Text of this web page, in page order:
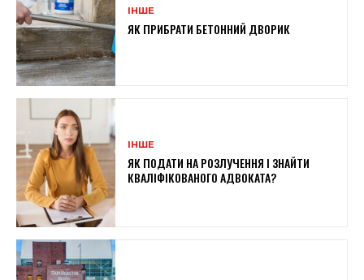
ІНШЕ
ЯК ПРИБРАТИ БЕТОННИЙ ДВОРИК
ІНШЕ
ЯК ПОДАТИ НА РОЗЛУЧЕННЯ І ЗНАЙТИ
КВАЛІФІКОВАНОГО АДВОКАТА?